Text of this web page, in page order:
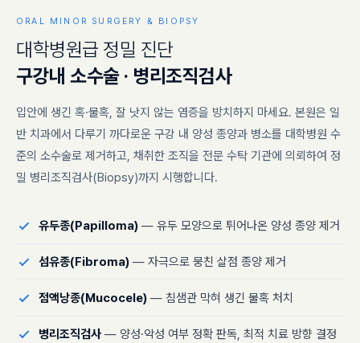
ORAL MINOR SURGERY & BIOPSY
대학병원급 정밀 진단
구강내 소수술 · 병리조직검사
입안에 생긴 혹·물혹, 잘 낫지 않는 염증을 방치하지 마세요. 본원은 일
반 치과에서 다루기 까다로운 구강 내 양성 종양과 병소를 대학병원 수
준의 소수술로 제거하고, 채취한 조직을 전문 수탁 기관에 의뢰하여 정
밀 병리조직검사(Biopsy)까지 시행합니다.
유두종(Papilloma) — 유두 모양으로 튀어나온 양성 종양 제거
섬유종(Fibroma) — 자극으로 뭉친 살점 종양 제거
점액낭종(Mucocele) — 침샘관 막혀 생긴 물혹 처치
병리조직검사 — 양성·악성 여부 정확 판독, 최적 치료 방향 결정